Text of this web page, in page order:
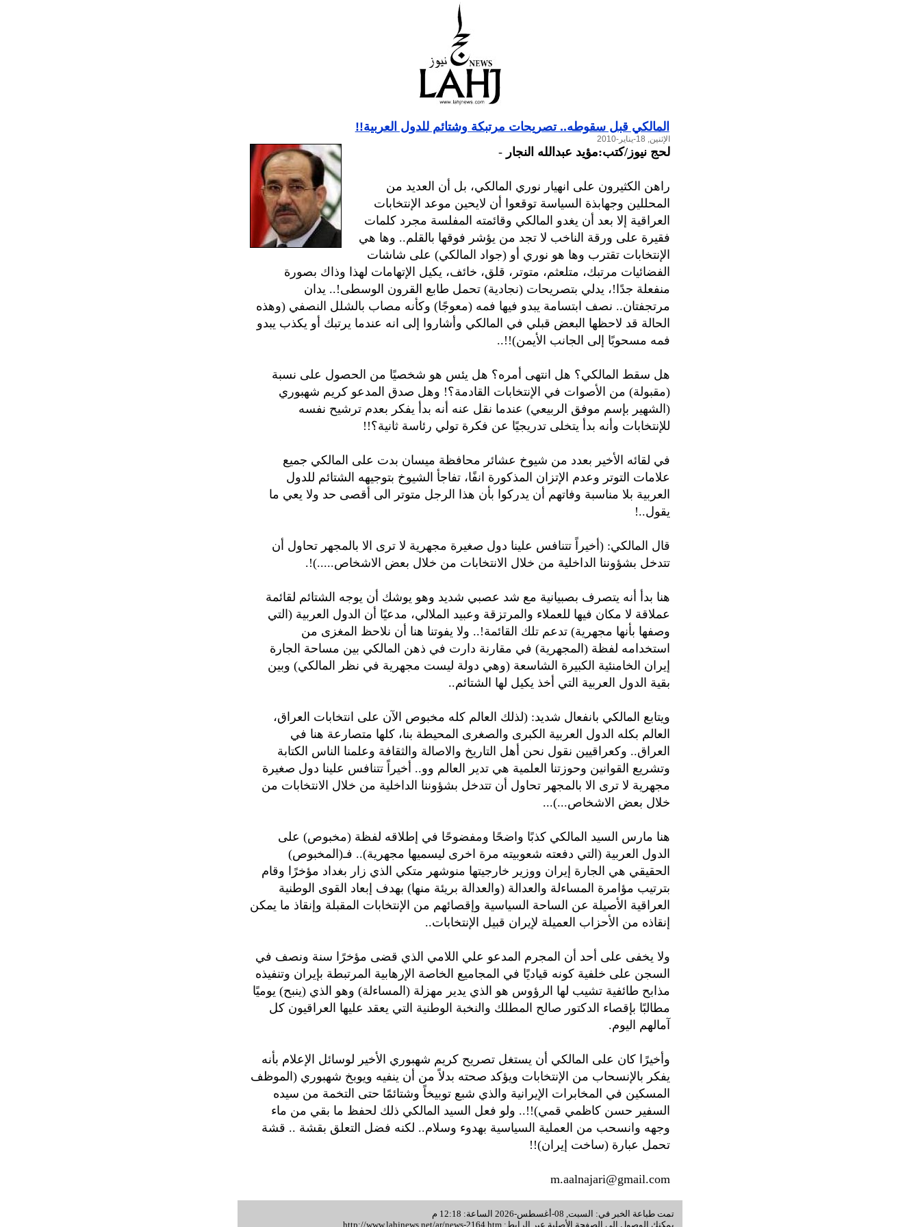
المالكي قبل سقوطه.. تصريحات مرتبكة وشتائم للدول العربية!!
الإثنين, 18-يناير-2010
لحج نيوز/كتب:مؤيد عبدالله النجار -
راهن الكثيرون على انهيار نوري المالكي، بل أن العديد من
المحللين وجهابذة السياسة توقعوا أن لايحين موعد الإنتخابات
العراقية إلا بعد أن يغدو المالكي وقائمته المفلسة مجرد كلمات
فقيرة على ورقة الناخب لا تجد من يؤشر فوقها بالقلم.. وها هي
الإنتخابات تقترب وها هو نوري أو (جواد المالكي) على شاشات
الفضائيات مرتبك، متلعثم، متوتر، قلق، خائف، يكيل الإتهامات لهذا وذاك بصورة
منفعلة جدًا!، يدلي بتصريحات (نجادية) تحمل طابع القرون الوسطى!.. يدان
مرتجفتان.. نصف ابتسامة يبدو فيها فمه (معوجًا) وكأنه مصاب بالشلل النصفي (وهذه
الحالة قد لاحظها البعض قبلي في المالكي وأشاروا إلى انه عندما يرتبك أو يكذب يبدو
فمه مسحوبًا إلى الجانب الأيمن)!!..
هل سقط المالكي؟ هل انتهى أمره؟ هل يئس هو شخصيًا من الحصول على نسبة
(مقبولة) من الأصوات في الإنتخابات القادمة؟! وهل صدق المدعو كريم شهبوري
(الشهير بإسم موفق الربيعي) عندما نقل عنه أنه بدأ يفكر بعدم ترشيح نفسه
للإنتخابات وأنه بدأ يتخلى تدريجيًا عن فكرة تولي رئاسة ثانية؟!!
في لقائه الأخير بعدد من شيوخ عشائر محافظة ميسان بدت على المالكي جميع
علامات التوتر وعدم الإتزان المذكورة انفًا، تفاجأ الشيوخ بتوجيهه الشتائم للدول
العربية بلا مناسبة وفاتهم أن يدركوا بأن هذا الرجل متوتر الى أقصى حد ولا يعي ما
يقول..!
قال المالكي: (أخيراً تتنافس علينا دول صغيرة مجهرية لا ترى الا بالمجهر تحاول أن
تتدخل بشؤوننا الداخلية من خلال الانتخابات من خلال بعض الاشخاص.....)!.
هنا بدأ أنه يتصرف بصبيانية مع شد عصبي شديد وهو يوشك أن يوجه الشتائم لقائمة
عملاقة لا مكان فيها للعملاء والمرتزقة وعبيد الملالي، مدعيًا أن الدول العربية (التي
وصفها بأنها مجهرية) تدعم تلك القائمة!.. ولا يفوتنا هنا أن نلاحظ المغزى من
استخدامه لفظة (المجهرية) في مقارنة دارت في ذهن المالكي بين مساحة الجارة
إيران الخامنئية الكبيرة الشاسعة (وهي دولة ليست مجهرية في نظر المالكي) وبين
بقية الدول العربية التي أخذ يكيل لها الشتائم..
ويتابع المالكي بانفعال شديد: (لذلك العالم كله مخبوص الآن على انتخابات العراق،
العالم بكله الدول العربية الكبرى والصغرى المحيطة بنا، كلها متصارعة هنا في
العراق.. وكعراقيين نقول نحن أهل التاريخ والاصالة والثقافة وعلمنا الناس الكتابة
وتشريع القوانين وحوزتنا العلمية هي تدير العالم وو.. أخيراً تتنافس علينا دول صغيرة
مجهرية لا ترى الا بالمجهر تحاول أن تتدخل بشؤوننا الداخلية من خلال الانتخابات من
خلال بعض الاشخاص...)...
هنا مارس السيد المالكي كذبًا واضحًا ومفضوحًا في إطلاقه لفظة (مخبوص) على
الدول العربية (التي دفعته شعوبيته مرة اخرى ليسميها مجهرية).. فـ(المخبوص)
الحقيقي هي الجارة إيران ووزير خارجيتها منوشهر متكي الذي زار بغداد مؤخرًا وقام
بترتيب مؤامرة المساءلة والعدالة (والعدالة بريئة منها) بهدف إبعاد القوى الوطنية
العراقية الأصيلة عن الساحة السياسية وإقصائهم من الإنتخابات المقبلة وإنقاذ ما يمكن
إنقاذه من الأحزاب العميلة لإيران قبيل الإنتخابات..
ولا يخفى على أحد أن المجرم المدعو علي اللامي الذي قضى مؤخرًا سنة ونصف في
السجن على خلفية كونه قياديًا في المجاميع الخاصة الإرهابية المرتبطة بإيران وتنفيذه
مذابح طائفية تشيب لها الرؤوس هو الذي يدير مهزلة (المساءلة) وهو الذي (ينبح) يوميًا
مطالبًا بإقصاء الدكتور صالح المطلك والنخبة الوطنية التي يعقد عليها العراقيون كل
آمالهم اليوم.
وأخيرًا كان على المالكي أن يستغل تصريح كريم شهبوري الأخير لوسائل الإعلام بأنه
يفكر بالإنسحاب من الإنتخابات ويؤكد صحته بدلاً من أن ينفيه ويوبخ شهبوري (الموظف
المسكين في المخابرات الإيرانية والذي شبع توبيخاً وشتائمًا حتى التخمة من سيده
السفير حسن كاظمي قمي)!!.. ولو فعل السيد المالكي ذلك لحفظ ما بقي من ماء
وجهه وانسحب من العملية السياسية بهدوء وسلام.. لكنه فضل التعلق بقشة .. قشة
تحمل عبارة (ساخت إيران)!!
m.aalnajari@gmail.com
تمت طباعة الخبر في: السبت, 08-أغسطس-2026 الساعة: 12:18 م
يمكنك الوصول إلى الصفحة الأصلية عبر الرابط: http://www.lahjnews.net/ar/news-2164.htm